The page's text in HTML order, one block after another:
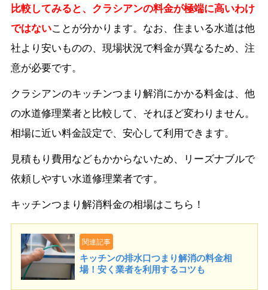
比較してみると、クラシアンの料金が極端に高いわけ
ではないことが分かります。なお、住まいる水道は他
社より安いものの、現場状況で料金が異なるため、注
意が必要です。
クラシアンのキッチンつまり解消にかかる料金は、他
の水道修理業者と比較して、それほど変わりません。
相場に近い料金設定で、安心して利用できます。
見積もり費用などもかからないため、リーズナブルで
依頼しやすい水道修理業者です。
キッチンつまり解消料金の相場はこちら！
関連記事
キッチンの排水口つまり解消の料金相
場！安く業者を利用するコツも